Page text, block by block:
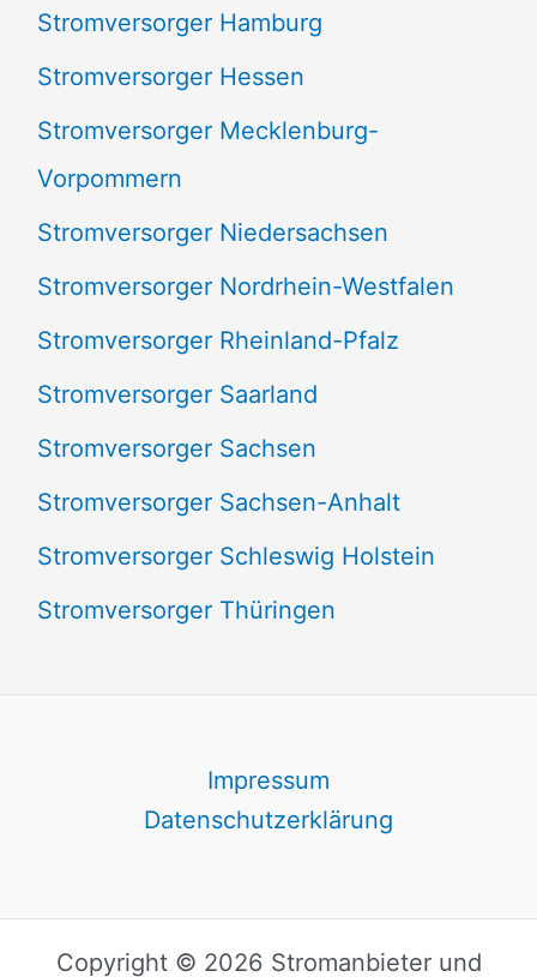
Stromversorger Hamburg
Stromversorger Hessen
Stromversorger Mecklenburg-
Vorpommern
Stromversorger Niedersachsen
Stromversorger Nordrhein-Westfalen
Stromversorger Rheinland-Pfalz
Stromversorger Saarland
Stromversorger Sachsen
Stromversorger Sachsen-Anhalt
Stromversorger Schleswig Holstein
Stromversorger Thüringen
Impressum
Datenschutzerklärung
Copyright © 2026 Stromanbieter und